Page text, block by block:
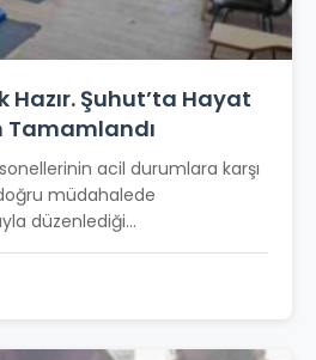
Hazır. Şuhut’ta Hayat
acil durumlara karşı
müdahalede
düzenlediği...